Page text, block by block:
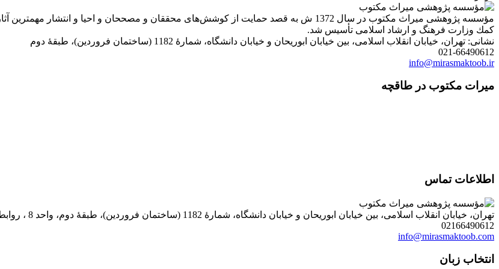
مؤسسه پژوهشی میراث مكتوب در سال 1372 ش به قصد حمایت از كوشش‌های محققان و مصححان و احیا و
كمك وزارت فرهنگ و ارشاد اسلامی تأسیس شد.
نشانی: تهران، خیابان انقلاب اسلامی، بین خیابان ابوریحان و خیابان دانشگاه، شمارۀ 1182 (ساختمان فروردین)، طبقۀ دوم
021-66490612
info@mirasmaktoob.ir
میرات مکتوب در طاقچه
اطلاعات تماس
تهران، خیابان انقلاب اسلامی، بین خیابان ابوریحان و خیابان دانشگاه، شمارۀ 1182 (ساختمان فروردین)، طبقۀ دوم، واحد 8 ، روابط عمومی مؤسسه پژوهی میراث مکتوب؛ صندوق پستی: 569-13185
02166490612
info@mirasmaktoob.com
انتخاب زبان